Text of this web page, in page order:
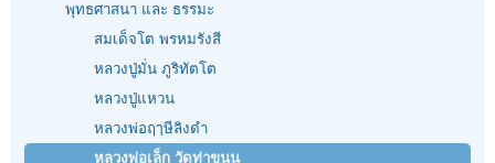
พุทธศาสนา และ ธรรมะ
สมเด็จโต พรหมรังสี
หลวงปู่มั่น ภูริทัตโต
หลวงปู่แหวน
หลวงพ่อฤๅษีลิงดำ
หลวงพ่อเล็ก วัดท่าขนุน